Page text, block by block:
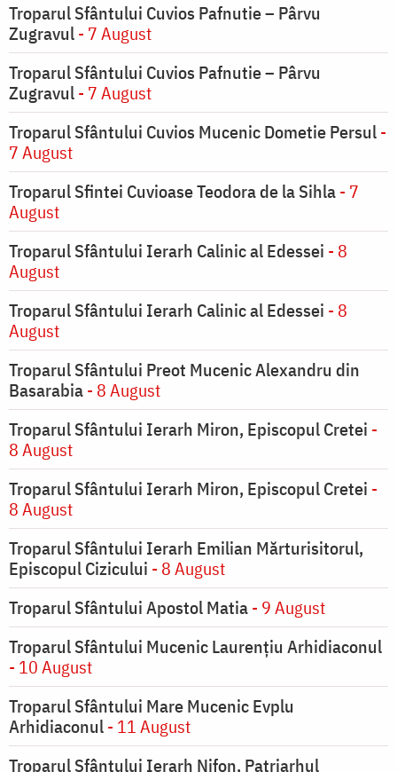
Troparul Sfântului Cuvios Pafnutie – Pârvu
Zugravul- 7 August
Troparul Sfântului Cuvios Pafnutie – Pârvu
Zugravul- 7 August
Troparul Sfântului Cuvios Mucenic Dometie Persul-
7 August
Troparul Sfintei Cuvioase Teodora de la Sihla- 7
August
Troparul Sfântului Ierarh Calinic al Edessei - 8
August
Troparul Sfântului Ierarh Calinic al Edessei - 8
August
Troparul Sfântului Preot Mucenic Alexandru din
Basarabia- 8 August
Troparul Sfântului Ierarh Miron, Episcopul Cretei -
8 August
Troparul Sfântului Ierarh Miron, Episcopul Cretei -
8 August
Troparul Sfântului Ierarh Emilian Mărturisitorul,
Episcopul Cizicului - 8 August
Troparul Sfântului Apostol Matia- 9 August
Troparul Sfântului Mucenic Laurențiu Arhidiaconul
- 10 August
Troparul Sfântului Mare Mucenic Evplu
Arhidiaconul- 11 August
Troparul Sfântului Ierarh Nifon, Patriarhul